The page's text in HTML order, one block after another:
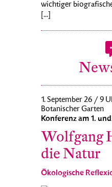
wichtiger
[...]
1. September 26 / 9
Botanischer Garten
Konferenz am 1.
Wolfgang
die Natur
Ökologische